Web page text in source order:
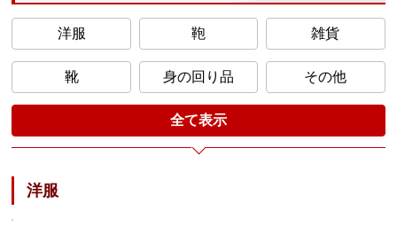
洋服 鞄 雑貨
靴 身の回り品 その他
全て表示
洋服